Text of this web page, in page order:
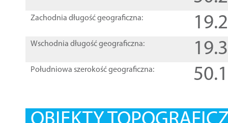
Zachodnia długość geograficzna:
Wschodnia długość geograficzna:
Południowa szerokość geograficzna: